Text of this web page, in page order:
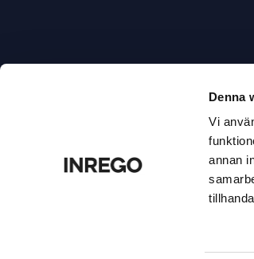
Denna
Vi
annan
ISO 9001/ISO 14001/ISO